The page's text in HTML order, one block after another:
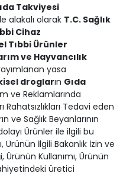
Takviyesi
alakalı olarak T.C. Sağlık
Cihaz
Tıbbi Ürünler
ve Hayvancılık
yasa
drogların Gıda
ve Reklamlarında
Rahatsızlıkları Tedavi eden
ve Sağlık Beyanlarının
Ürünler ile ilgili bu
Ürünün İlgili Bakanlık İzin ve
Ürünün Kullanımı, Ürünün
üretici